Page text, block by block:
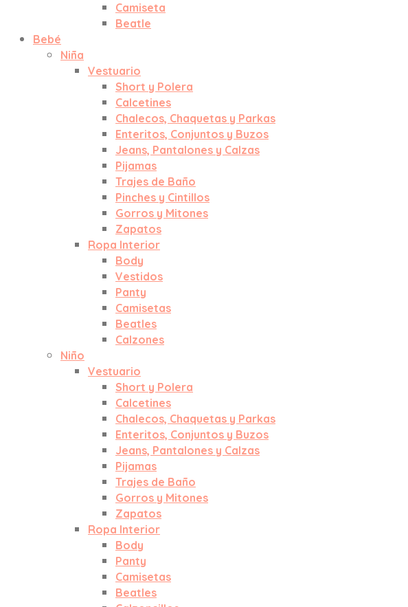
Camiseta
Beatle
Bebé
Niña
Vestuario
Short y Polera
Calcetines
Chalecos, Chaquetas y Parkas
Enteritos, Conjuntos y Buzos
Jeans, Pantalones y Calzas
Pijamas
Trajes de Baño
Pinches y Cintillos
Gorros y Mitones
Zapatos
Ropa Interior
Body
Vestidos
Panty
Camisetas
Beatles
Calzones
Niño
Vestuario
Short y Polera
Calcetines
Chalecos, Chaquetas y Parkas
Enteritos, Conjuntos y Buzos
Jeans, Pantalones y Calzas
Pijamas
Trajes de Baño
Gorros y Mitones
Zapatos
Ropa Interior
Body
Panty
Camisetas
Beatles